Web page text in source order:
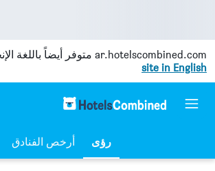
ar.hotelscombined.com متوفر أيضاً باللغة
site in English
رؤى أرخص الفنادق